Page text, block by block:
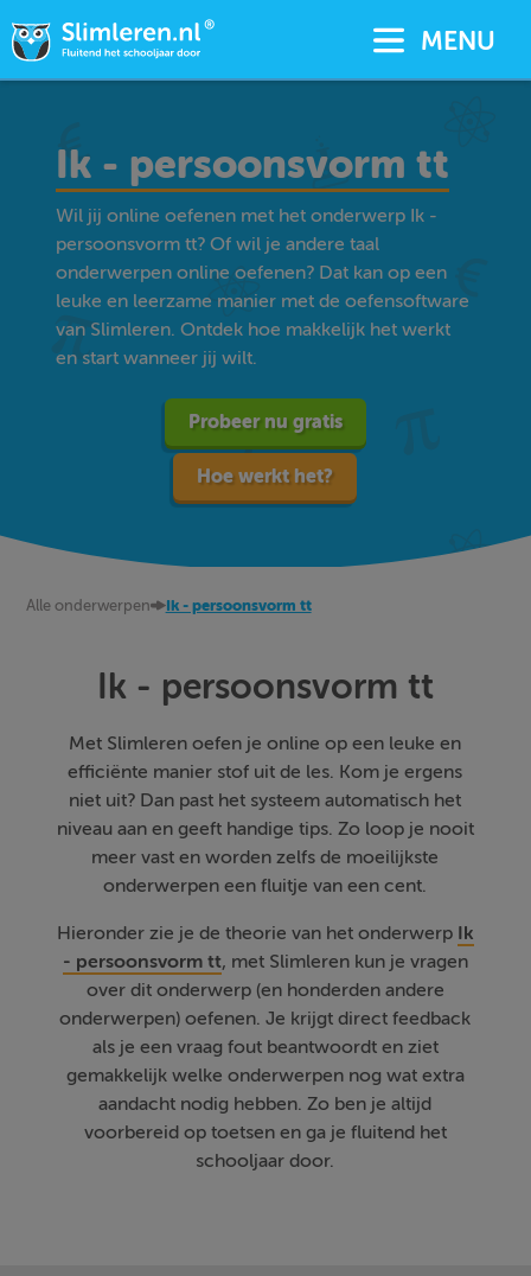
MENU
Ik - persoonsvorm tt
Wil jij online oefenen met het onderwerp Ik -
persoonsvorm tt? Of wil je andere taal
onderwerpen online oefenen? Dat kan op een
leuke en leerzame manier met de oefensoftware
van Slimleren. Ontdek hoe makkelijk het werkt
en start wanneer jij wilt.
Probeer nu gratis
Hoe werkt het?
Alle onderwerpen Ik - persoonsvorm tt
Ik - persoonsvorm tt
Met Slimleren oefen je online op een leuke en
efficiënte manier stof uit de les. Kom je ergens
niet uit? Dan past het systeem automatisch het
niveau aan en geeft handige tips. Zo loop je nooit
meer vast en worden zelfs de moeilijkste
onderwerpen een fluitje van een cent.
Hieronder zie je de theorie van het onderwerp Ik
- persoonsvorm tt, met Slimleren kun je vragen
over dit onderwerp (en honderden andere
onderwerpen) oefenen. Je krijgt direct feedback
als je een vraag fout beantwoordt en ziet
gemakkelijk welke onderwerpen nog wat extra
aandacht nodig hebben. Zo ben je altijd
voorbereid op toetsen en ga je fluitend het
schooljaar door.